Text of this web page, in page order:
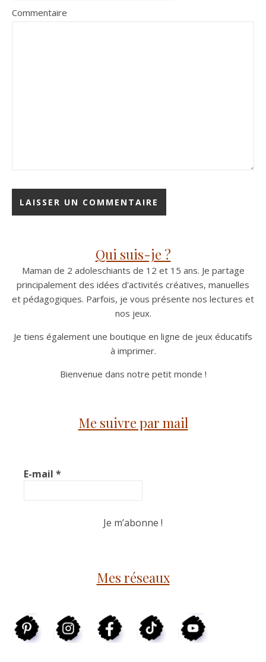
Commentaire
Qui suis-je ?
Maman de 2 adoleschiants de 12 et 15 ans. Je partage
principalement des idées d'activités créatives, manuelles
et pédagogiques. Parfois, je vous présente nos lectures et
nos jeux.
Je tiens également une boutique en ligne de jeux éducatifs
à imprimer.
Bienvenue dans notre petit monde !
Me suivre par mail
E-mail *
Mes réseaux